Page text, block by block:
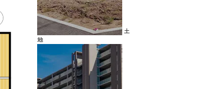
土
地